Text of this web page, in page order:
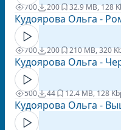
700 200 32.9 MB, 128
Кудоярова Ольга -
700 200 210 MB, 320
Кудоярова Ольга -
500 44 12.4 MB, 128
Кудоярова Ольга -